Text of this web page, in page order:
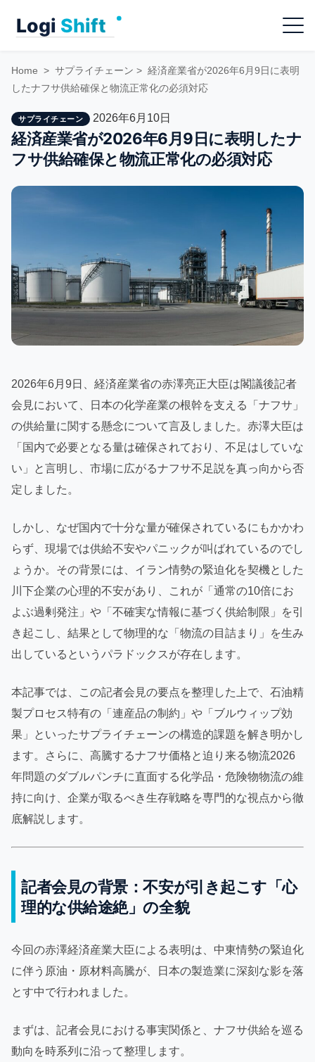
Menu
Home > サプライチェーン > 経済産業省が2026年6月9日に表明
したナフサ供給確保と物流正常化の必須対応
サプライチェーン 2026年6月10日
経済産業省が2026年6月9日に表明したナ
フサ供給確保と物流正常化の必須対応
2026年6月9日、経済産業省の赤澤亮正大臣は閣議後記者
会見において、日本の化学産業の根幹を支える「ナフサ」
の供給量に関する懸念について言及しました。赤澤大臣は
「国内で必要となる量は確保されており、不足はしていな
い」と言明し、市場に広がるナフサ不足説を真っ向から否
定しました。
しかし、なぜ国内で十分な量が確保されているにもかかわ
らず、現場では供給不安やパニックが叫ばれているのでし
ょうか。その背景には、イラン情勢の緊迫化を契機とした
川下企業の心理的不安があり、これが「通常の10倍にお
よぶ過剰発注」や「不確実な情報に基づく供給制限」を引
き起こし、結果として物理的な「物流の目詰まり」を生み
出しているというパラドックスが存在します。
本記事では、この記者会見の要点を整理した上で、石油精
製プロセス特有の「連産品の制約」や「ブルウィップ効
果」といったサプライチェーンの構造的課題を解き明かし
ます。さらに、高騰するナフサ価格と迫り来る物流2026
年問題のダブルパンチに直面する化学品・危険物物流の維
持に向け、企業が取るべき生存戦略を専門的な視点から徹
底解説します。
記者会見の背景：不安が引き起こす「心
理的な供給途絶」の全貌
今回の赤澤経済産業大臣による表明は、中東情勢の緊迫化
に伴う原油・原材料高騰が、日本の製造業に深刻な影を落
とす中で行われました。
まずは、記者会見における事実関係と、ナフサ供給を巡る
動向を時系列に沿って整理します。